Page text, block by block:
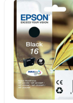
WF-2760DWF